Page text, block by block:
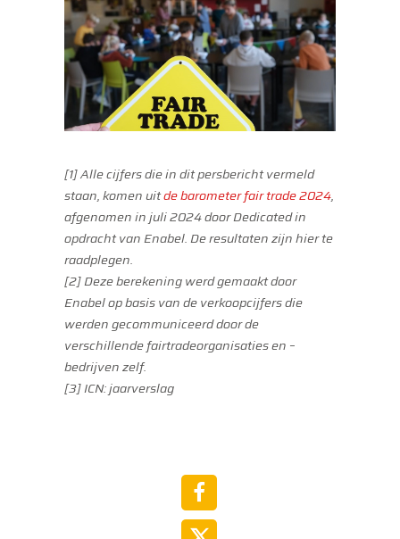
[1] Alle cijfers die in dit persbericht vermeld
staan, komen uitde barometer fair trade 2024,
afgenomen in juli 2024 door Dedicated in
opdracht van Enabel. De resultaten zijn hier te
raadplegen.
[2] Deze berekening werd gemaakt door
Enabel op basis van de verkoopcijfers die
werden gecommuniceerd door de
verschillende fairtradeorganisaties en –
bedrijven zelf.
[3] ICN: jaarverslag